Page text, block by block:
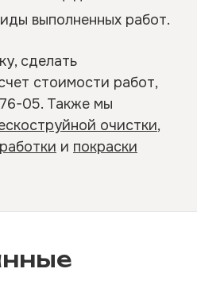
выполненных работ.
сделать
стоимости работ,
05. Также мы
очистки,
и покраски